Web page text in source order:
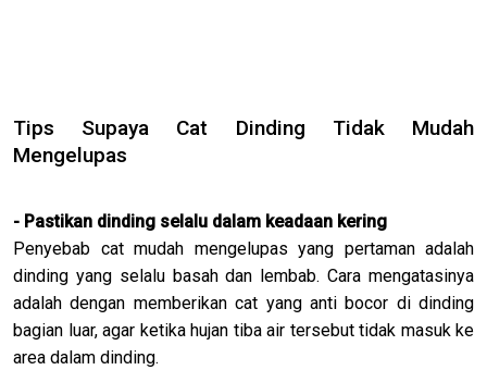
Tips Supaya Cat Dinding Tidak Mudah
Mengelupas
- Pastikan dinding selalu dalam keadaan kering
Penyebab cat mudah mengelupas yang pertaman adalah
dinding yang selalu basah dan lembab. Cara mengatasinya
adalah dengan memberikan cat yang anti bocor di dinding
bagian luar, agar ketika hujan tiba air tersebut tidak masuk ke
area dalam dinding.